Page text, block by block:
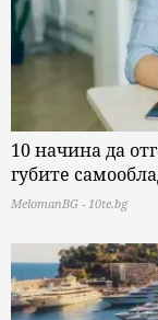
10 начина да
губите
MelomanBG - 10te.bg